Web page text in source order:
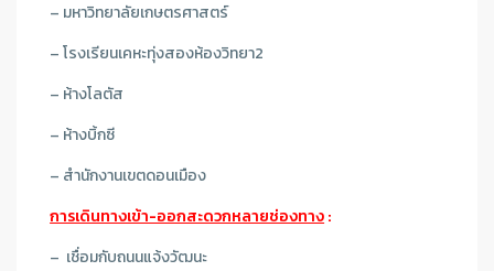
– มหาวิทยาลัยเกษตรศาสตร์
– โรงเรียนเคหะทุ่งสองห้องวิทยา2
– ห้างโลตัส
– ห้างบิ้กซี
– สำนักงานเขตดอนเมือง
การเดินทางเข้า-ออกสะดวกหลายช่องทาง:
– เชื่อมกับถนนแจ้งวัฒนะ